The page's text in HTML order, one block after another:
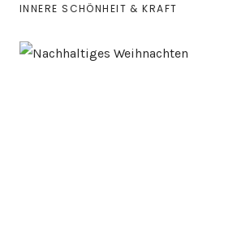
INNERE SCHÖNHEIT & KRAFT